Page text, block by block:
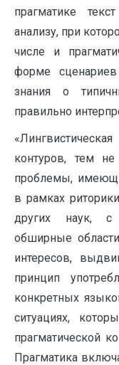
прагматике
анализу, при
числе и
форме
знания о
правильно
контуров, тем
проблемы,
в рамках
других наук, с
обширные
интересов,
принцип
конкретных
ситуациях,
прагматической
Прагматика